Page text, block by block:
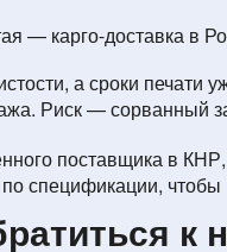
а сроки печати
Риск — сорванный
поставщика в
спецификации, чтобы
к